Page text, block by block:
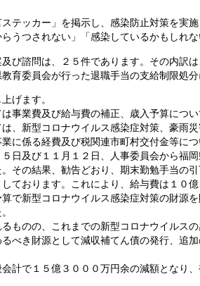
テッカー」を掲示し、感染防止対策を実
うつされない」「感染しているかもしれ
び諮問は、２５件であります。その内訳
育委員会が行った退職手当の支給制限処
げます。
事業費及び給与費の補正、歳入予算につい
、新型コロナウイルス感染症対策、豪雨
に係る経費及び税関連市町村交付金等に
日及び１１月１２日、人事委員会から福
その結果、勧告どおり、期末勤勉手当の
ております。これにより、給与費は１０
で新型コロナウイルス感染症対策の財源
ものの、これまでの新型コロナウイルス
べき財源として減収補てん債の発行、追
計で１５億３０００万円余の減額となり